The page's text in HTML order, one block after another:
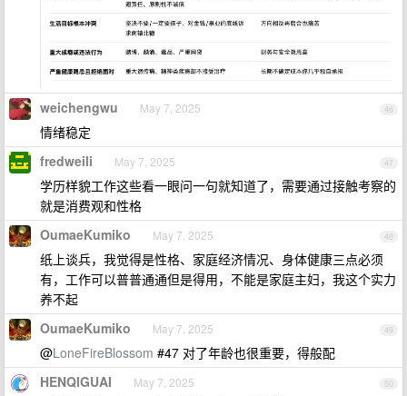
46
weichengwu May 7, 2025
情绪稳定
47
fredweili May 7, 2025
学历样貌工作这些看一眼问一句就知道了，需要通过接触考察的
就是消费观和性格
48
OumaeKumiko May 7, 2025
纸上谈兵，我觉得是性格、家庭经济情况、身体健康三点必须
有，工作可以普普通通但是得用，不能是家庭主妇，我这个实力
养不起
49
OumaeKumiko May 7, 2025
@LoneFireBlossom #47 对了年龄也很重要，得般配
50
HENQIGUAI May 7, 2025